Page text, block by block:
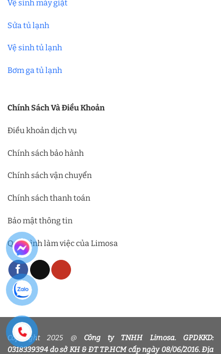
Vệ sinh máy giặt
Sửa tủ lạnh
Vệ sinh tủ lạnh
Bơm ga tủ lạnh
Chính Sách Và Điều Khoản
Điều khoản dịch vụ
Chính sách bảo hành
Chính sách vận chuyển
Chính sách thanh toán
Bảo mật thông tin
Quy trình làm việc của Limosa
Copyright 2025 @ Công ty TNHH Limosa. GPDKKD:
0318339394 do sở KH & ĐT TP.HCM cấp ngày 08/06/2016. Địa